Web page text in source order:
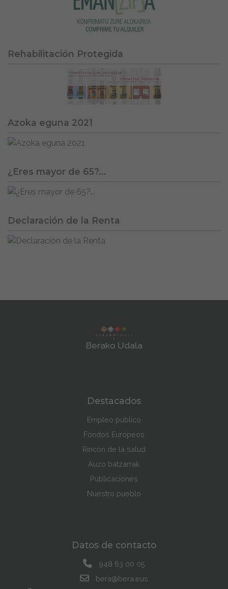
Rehabilitación Protegida
Azoka eguna 2021
¿Eres mayor de 65?...
Declaración de la Renta
Berako Udala
Destacados
Empleo público
Fondos Europeos
Rincón de la salud
Auzo batzarrak
Publicaciones
Nuestro pueblo
Datos de contacto
948 63 00 05
bera@bera.eus